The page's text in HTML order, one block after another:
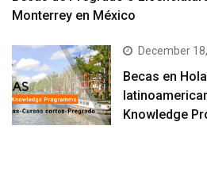
Monterrey en México
December
Becas en
Knowledge